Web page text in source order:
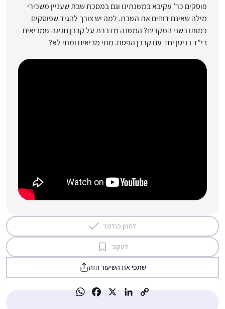
פוסקים כר’ עקיבא במשנתינו וגם במסכת שבת שעניין משכירי
מילה שאינם דוחים את השבת. למה יש צורך להגיד שפוסקים
כמותו בשני המקרים? המשנה מדברת על קרבן חגיגה שמביאים
בי”ד בניסן יחד עם קרבן הפסח. מתי מביאים ומתי לא?
לסמן כנלמד
לעקוב
שתפי את השיעור הזה